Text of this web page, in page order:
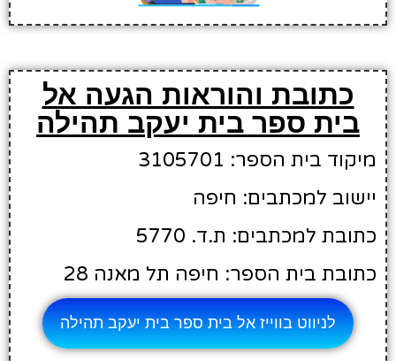
כתובת והוראות הגעה אל
בית ספר בית יעקב תהילה
מיקוד בית הספר: 3105701
יישוב למכתבים: חיפה
כתובת למכתבים: ת.ד. 5770
כתובת בית הספר: חיפה תל מאנה 28
לניווט בווייז אל בית ספר בית יעקב תהילה